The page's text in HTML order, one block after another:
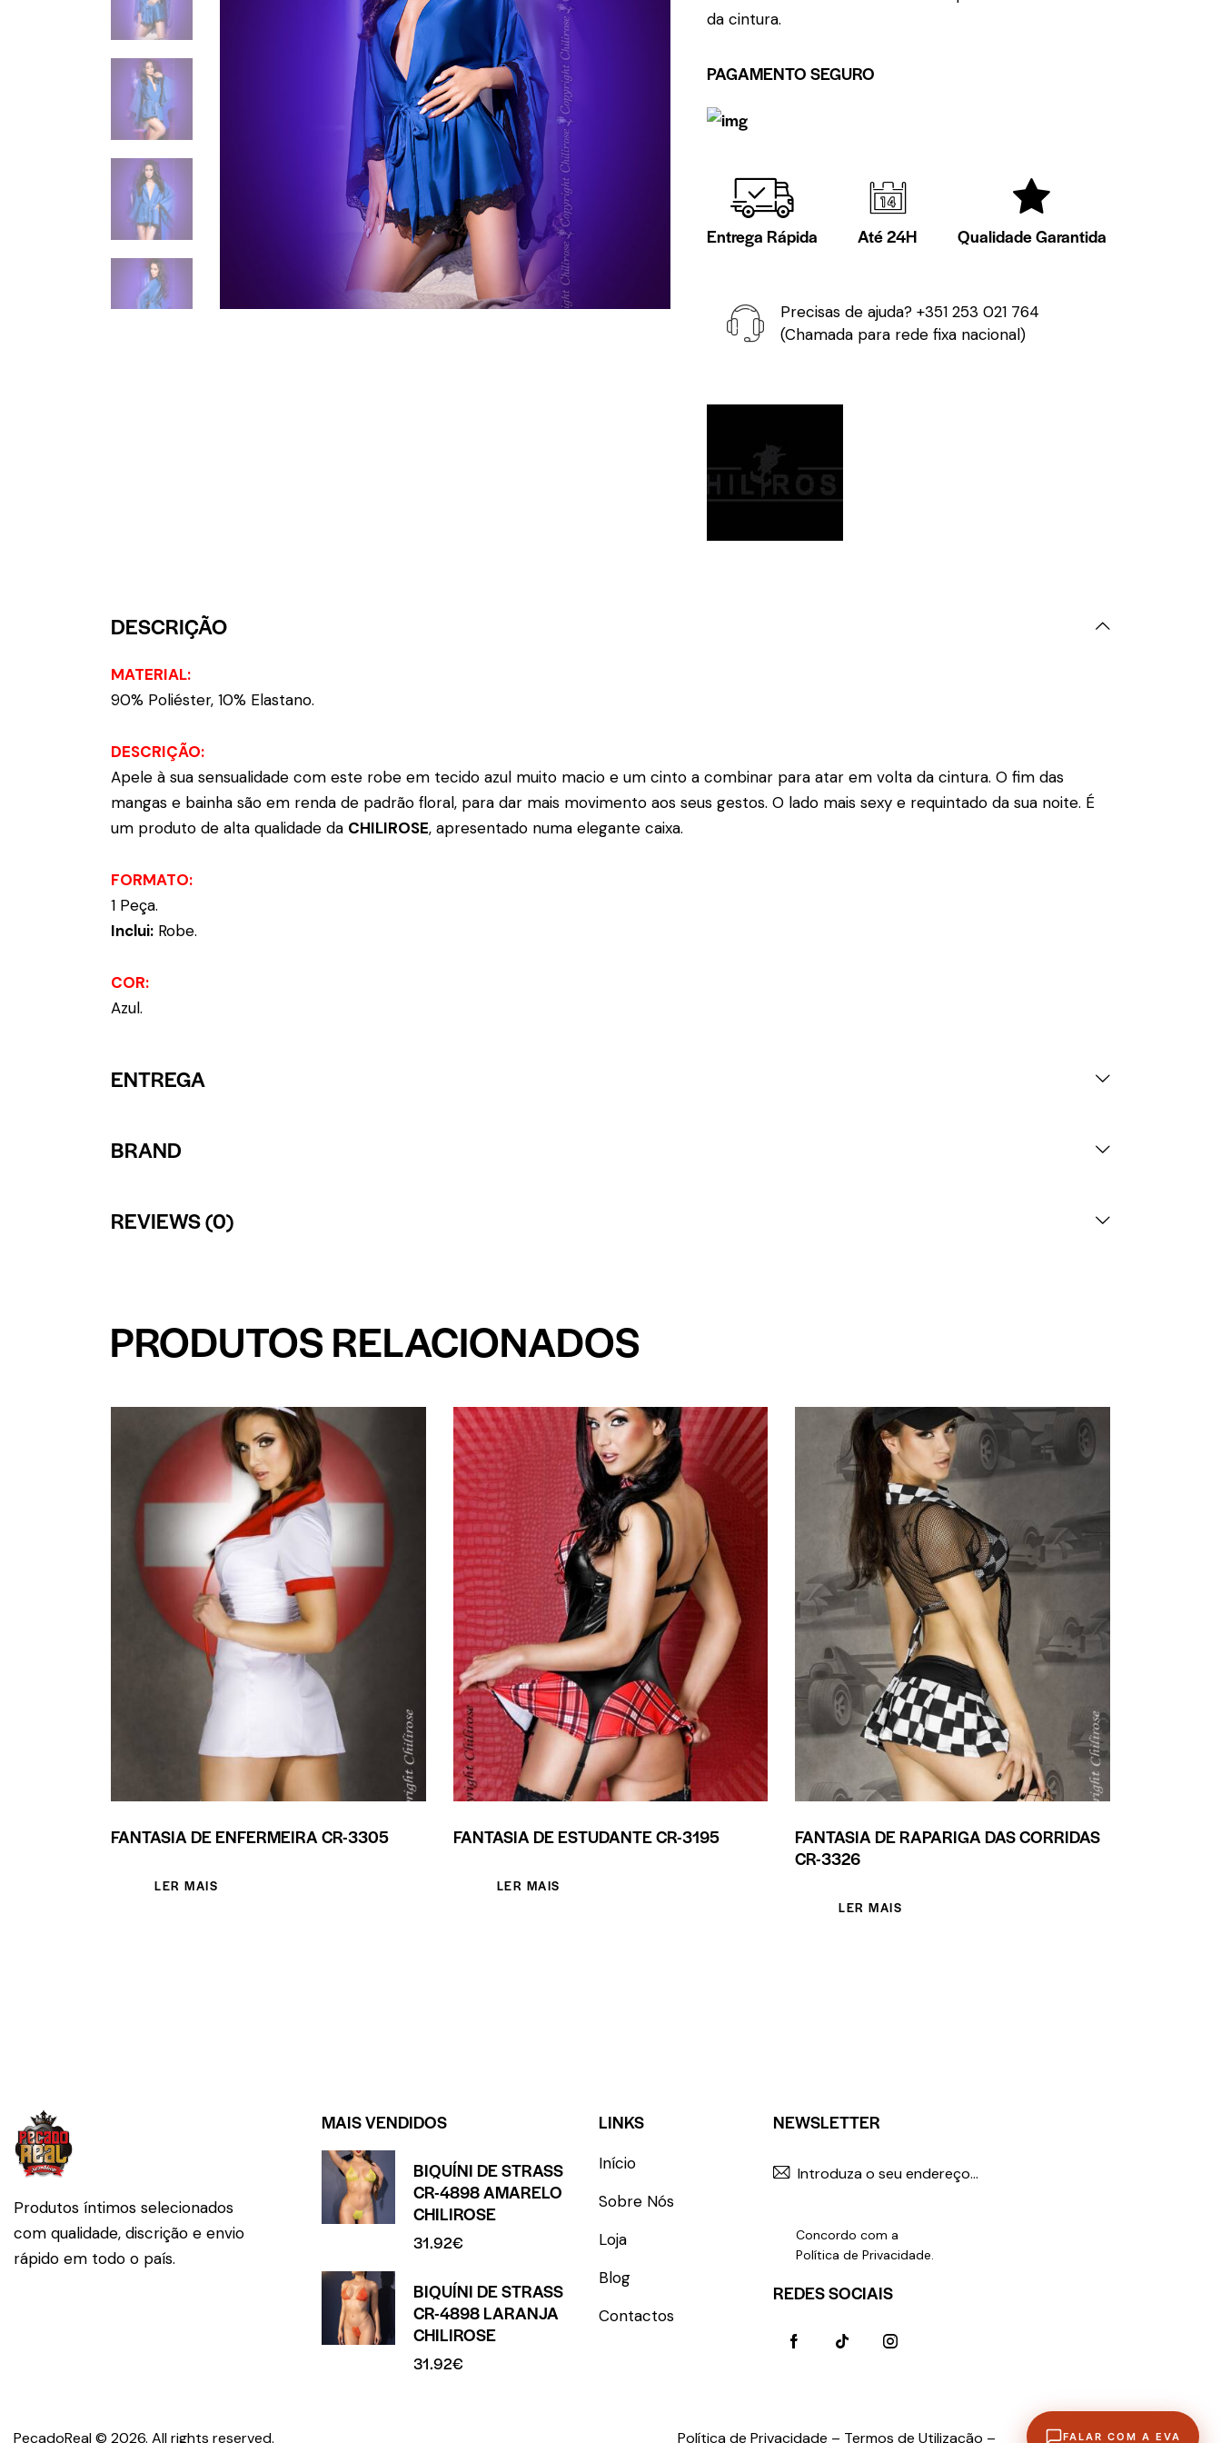
da cintura.
PAGAMENTO SEGURO
Entrega Rápida Até 24H Qualidade Garantida
Precisas de ajuda? +351 253 021 764
(Chamada para rede fixa nacional)
DESCRIÇÃO
MATERIAL:
90% Poliéster, 10% Elastano.
DESCRIÇÃO:
Apele à sua sensualidade com este robe em tecido azul muito macio e um cinto a combinar para atar em volta da cintura. O fim das
mangas e bainha são em renda de padrão floral, para dar mais movimento aos seus gestos. O lado mais sexy e requintado da sua noite. É
um produto de alta qualidade da CHILIROSE, apresentado numa elegante caixa.
FORMATO:
1 Peça.
Inclui: Robe.
COR:
Azul.
ENTREGA
BRAND
REVIEWS (0)
PRODUTOS RELACIONADOS
FANTASIA DE ENFERMEIRA CR-3305
LER MAIS
FANTASIA DE ESTUDANTE CR-3195
LER MAIS
FANTASIA DE RAPARIGA DAS CORRIDAS
CR-3326
LER MAIS
Produtos íntimos selecionados
com qualidade, discrição e envio
rápido em todo o país.
MAIS VENDIDOS
BIQUÍNI DE STRASS
CR-4898 AMARELO
CHILIROSE
31.92€
BIQUÍNI DE STRASS
CR-4898 LARANJA
CHILIROSE
31.92€
LINKS
Início
Sobre Nós
Loja
Blog
Contactos
NEWSLETTER
Concordo com a
Política de Privacidade.
REDES SOCIAIS
PecadoReal © 2026. All rights reserved. Política de Privacidade – Termos de Utilização – FALAR COM A EVA